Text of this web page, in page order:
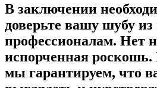
В заключении
доверьте вашу шубу
профессионалам. Нет
испорченная
мы гарантируем, что